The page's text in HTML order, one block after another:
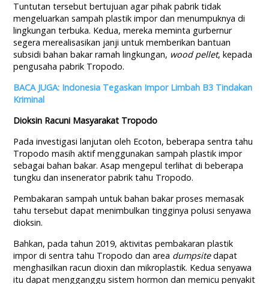
Tuntutan tersebut bertujuan agar pihak pabrik tidak
mengeluarkan sampah plastik impor dan menumpuknya di
lingkungan terbuka. Kedua, mereka meminta gurbernur
segera merealisasikan janji untuk memberikan bantuan
subsidi bahan bakar ramah lingkungan, wood pellet, kepada
pengusaha pabrik Tropodo.
BACA JUGA: Indonesia Tegaskan Impor Limbah B3 Tindakan
Kriminal
Dioksin Racuni Masyarakat Tropodo
Pada investigasi lanjutan oleh Ecoton, beberapa sentra tahu
Tropodo masih aktif menggunakan sampah plastik impor
sebagai bahan bakar. Asap mengepul terlihat di beberapa
tungku dan insenerator pabrik tahu Tropodo.
Pembakaran sampah untuk bahan bakar proses memasak
tahu tersebut dapat menimbulkan tingginya polusi senyawa
dioksin.
Bahkan, pada tahun 2019, aktivitas pembakaran plastik
impor di sentra tahu Tropodo dan area dumpsitedapat
menghasilkan racun dioxin dan mikroplastik. Kedua senyawa
itu dapat mengganggu sistem hormon dan memicu penyakit